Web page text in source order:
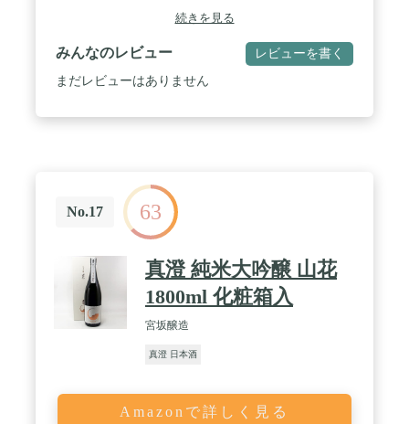
続きを見る
みんなのレビュー レビューを書く
まだレビューはありません
No.17 63
真澄 純米大吟醸 山花
1800ml 化粧箱入
宮坂醸造
真澄 日本酒
Amazonで詳しく見る